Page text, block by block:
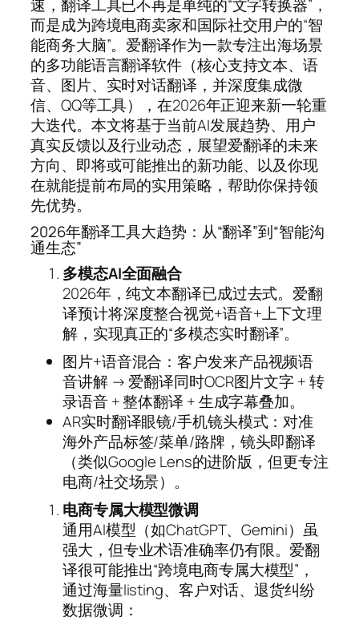
速，翻译工具已不再是单纯的“文字转换器”，
而是成为跨境电商卖家和国际社交用户的“智
能商务大脑”。爱翻译作为一款专注出海场景
的多功能语言翻译软件（核心支持文本、语
音、图片、实时对话翻译，并深度集成微
信、QQ等工具），在2026年正迎来新一轮重
大迭代。本文将基于当前AI发展趋势、用户
真实反馈以及行业动态，展望爱翻译的未来
方向、即将或可能推出的新功能、以及你现
在就能提前布局的实用策略，帮助你保持领
先优势。
2026年翻译工具大趋势：从“翻译”到“智能沟
通生态”
多模态AI全面融合
2026年，纯文本翻译已成过去式。爱翻
译预计将深度整合视觉+语音+上下文理
解，实现真正的“多模态实时翻译”。
图片+语音混合：客户发来产品视频语
音讲解 → 爱翻译同时OCR图片文字 + 转
录语音 + 整体翻译 + 生成字幕叠加。
AR实时翻译眼镜/手机镜头模式：对准
海外产品标签/菜单/路牌，镜头即翻译
（类似Google Lens的进阶版，但更专注
电商/社交场景）。
电商专属大模型微调
通用AI模型（如ChatGPT、Gemini）虽
强大，但专业术语准确率仍有限。爱翻
译很可能推出“跨境电商专属大模型”，
通过海量listing、客户对话、退货纠纷
数据微调：